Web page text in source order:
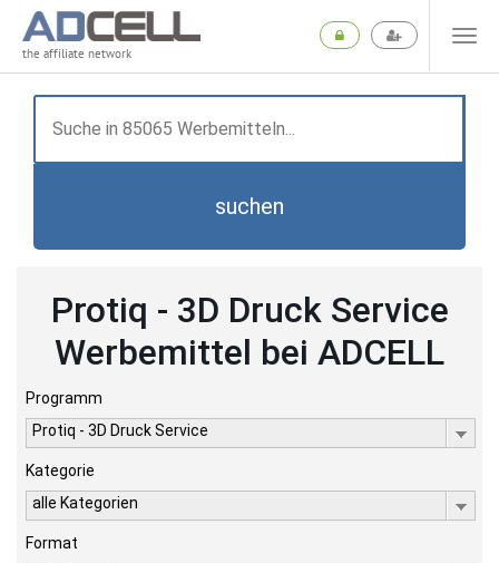
the affiliate network
suchen
Protiq - 3D Druck Service
Werbemittel bei ADCELL
Programm
Protiq - 3D Druck Service
Kategorie
alle Kategorien
Format